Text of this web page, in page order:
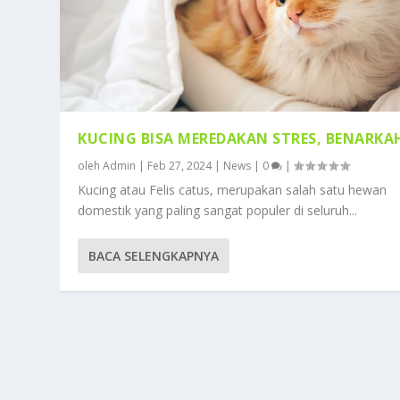
KUCING BISA MEREDAKAN STRES,
olehAdmin | Feb 27, 2024| News | 0 |
Kucing atau Felis catus, merupakan salah satu hewan
domestik yang paling sangat populer di seluruh...
BACA SELENGKAPNYA